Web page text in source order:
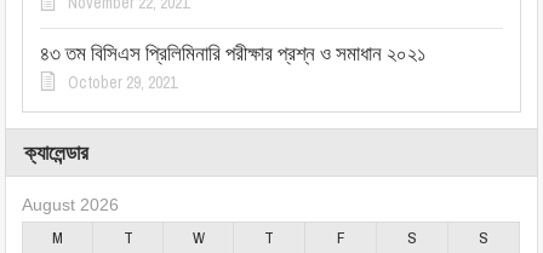
৪৩ তম বিসিএস প্রিলিমিনারি পরীক্ষার প্রশ্ন ও সমাধান ২০২১
October 29, 2021
ক্যালেন্ডার
August 2026
M T W T F S S